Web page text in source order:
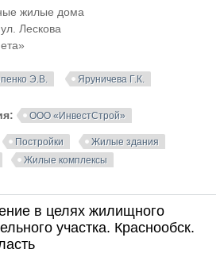
жилые дома
Лескова
Э.В.
Яруничева Г.К.
ООО «ИнвестСтрой»
Постройки
Жилые здания
Жилые комплексы
в целях жилищного
участка. Краснообск.